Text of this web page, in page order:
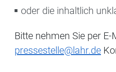
oder die inhaltlich
Bitte nehmen Sie per E-
pressestelle@lahr.de